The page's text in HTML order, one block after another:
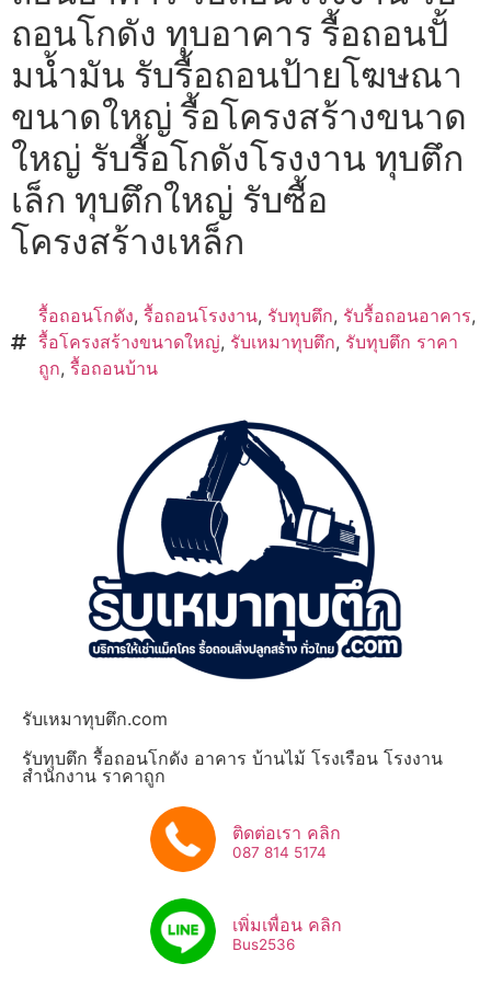
ถอนโกดัง ทุบอาคาร รื้อถอนปั้
มน้ำมัน รับรื้อถอนป้ายโฆษณา
ขนาดใหญ่ รื้อโครงสร้างขนาด
ใหญ่ รับรื้อโกดังโรงงาน ทุบตึก
เล็ก ทุบตึกใหญ่ รับซื้อ
โครงสร้างเหล็ก
รื้อถอนโกดัง, รื้อถอนโรงงาน, รับทุบตึก, รับรื้อถอนอาคาร,
รื้อโครงสร้างขนาดใหญ่, รับเหมาทุบตึก, รับทุบตึก ราคา
ถูก, รื้อถอนบ้าน
รับเหมาทุบตึก.com
รับทุบตึก รื้อถอนโกดัง อาคาร บ้านไม้ โรงเรือน โรงงาน
สำนักงาน ราคาถูก
ติดต่อเรา คลิก
087 814 5174
เพิ่มเพื่อน คลิก
Bus2536​